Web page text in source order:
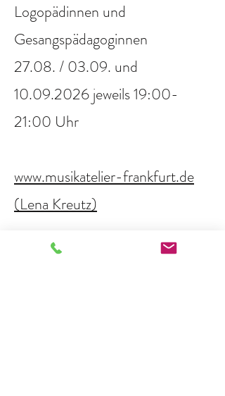
Logopädinnen und
Gesangspädagoginnen
27.08. / 03.09. und
10.09.2026jeweils 19:00-
21:00 Uhr
www.musikatelier-frankfurt.de
(Lena Kreutz)
Mobile Logopädie für Kinder